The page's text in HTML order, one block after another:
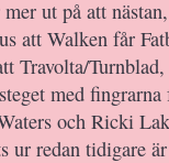
ut på att
att Walken får
Travolta/
med
och Ricki
ur redan tidigare